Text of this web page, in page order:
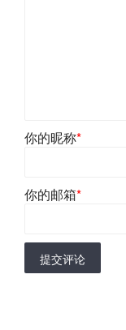
你的昵称*
你的邮箱*
提交评论